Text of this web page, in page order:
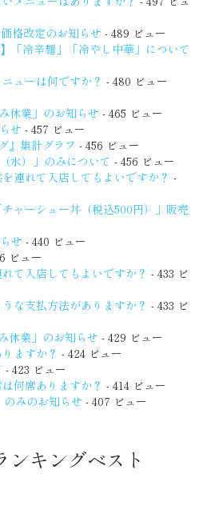
格改定のお知らせ - 489 ビュー
「冷辛麺」「冷やし中華」について
ューは何ですか？ - 480 ビュー
休業」のお知らせ - 465 ビュー
せ - 457 ビュー
』集計グラフ - 456 ビュー
水）」のみについて - 456 ビュー
連れて入店してもよいですか？ -
チャーシュー丼（税込500円）」販売
せ - 440 ビュー
ビュー
て入店してもよいですか？ - 433 ビ
な支払方法がありますか？ - 433 ビ
休業」のお知らせ - 429 ビュー
ますか？ - 424 ビュー
- 423 ビュー
何席ありますか？ - 414 ビュー
のみのお知らせ - 407 ビュー
ンキングベスト